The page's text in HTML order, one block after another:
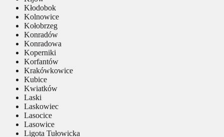
Kłodobok
Kolnowice
Kołobrzeg
Konradów
Konradowa
Koperniki
Korfantów
Krakówkowice
Kubice
Kwiatków
Laski
Laskowiec
Lasocice
Lasowice
Ligota Tułowicka